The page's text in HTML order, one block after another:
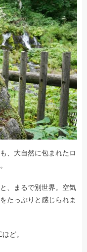
、大自然に包まれたロ
、まるで別世界。空気
たっぷりと感じられま
ど。